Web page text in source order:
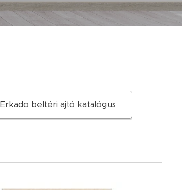
Erkado beltéri ajtó katalógus